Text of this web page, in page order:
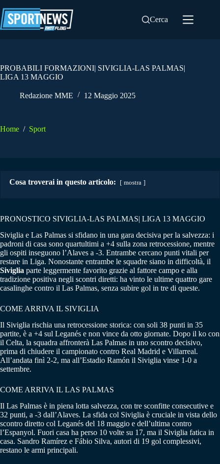
al
contenuto
Cerca
PROBABILI FORMAZIONI| SIVIGLIA-LAS PALMAS|
LIGA 13 MAGGIO
Redazione MME 12 Maggio 2025
Home / Sport
Cosa troverai in questo articolo: mostra
PRONOSTICO SIVIGLIA-LAS PALMAS| LIGA 13 MAGGIO
Siviglia e Las Palmas si sfidano in una gara decisiva per la salvezza: i
padroni di casa sono quartultimi a +4 sulla zona retrocessione, mentre
gli ospiti inseguono l’Alaves a -3. Entrambe cercano punti vitali per
restare in Liga. Nonostante entrambe le squadre siano in difficoltà, il
Siviglia parte leggermente favorito grazie al fattore campo e alla
tradizione positiva negli scontri diretti: ha vinto le ultime quattro gare
casalinghe contro il Las Palmas, senza subire gol in tre di queste.
COME ARRIVA IL SIVIGLIA
Il Siviglia rischia una retrocessione storica: con soli 38 punti in 35
partite, è a +4 sul Leganés e non vince da otto giornate. Dopo il ko con
il Celta, la squadra affronterà Las Palmas in uno scontro decisivo,
prima di chiudere il campionato contro Real Madrid e Villarreal.
All’andata finì 2-2, ma all’Estadio Ramón il Siviglia vinse 1-0 a
settembre.
COME ARRIVA IL LAS PALMAS
Il Las Palmas è in piena lotta salvezza, con tre sconfitte consecutive e
32 punti, a -3 dall’Alaves. La sfida col Siviglia è cruciale in vista dello
scontro diretto col Leganés del 18 maggio e dell’ultima contro
l’Espanyol. Fuori casa ha perso 10 volte su 17, ma il Siviglia fatica in
casa. Sandro Ramírez e Fábio Silva, autori di 19 gol complessivi,
restano le armi principali.